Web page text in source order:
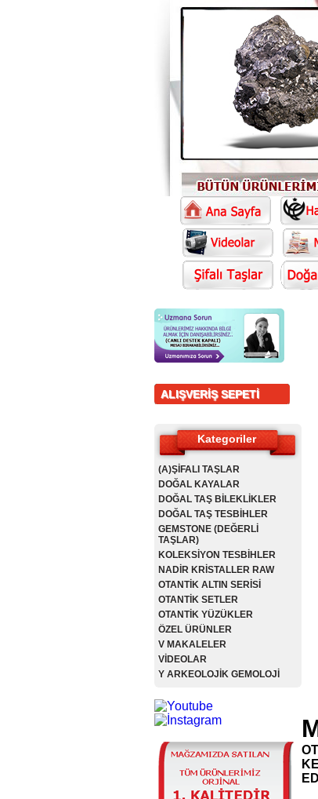
ALIŞVERİŞ SEPETİ
Kategoriler
(A)ŞİFALI TAŞLAR
DOĞAL KAYALAR
DOĞAL TAŞ BİLEKLİKLER
DOĞAL TAŞ TESBİHLER
GEMSTONE (DEĞERLİ
TAŞLAR)
KOLEKSİYON TESBİHLER
NADİR KRİSTALLER RAW
OTANTİK ALTIN SERİSİ
OTANTİK SETLER
OTANTİK YÜZÜKLER
ÖZEL ÜRÜNLER
V MAKALELER
VİDEOLAR
Y ARKEOLOJİK GEMOLOJİ